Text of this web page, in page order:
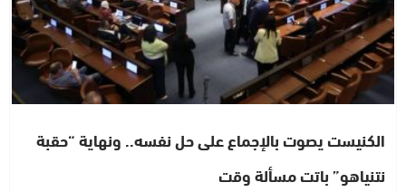
الكنيست يصوت بالإجماع على حل نفسه.. ونهاية “حقبة
نتنياهو” باتت مسألة وقت